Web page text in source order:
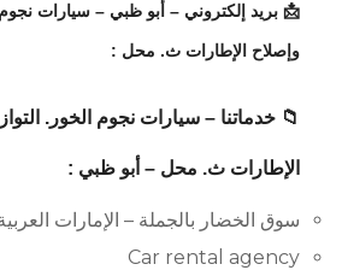
📩 بريد إلكتروني – أبو ظبي – سيارات نجوم
وإصلاح الإطارات ث. محل :
📁 خدماتنا – سيارات نجوم الخور.
الإطارات ث. محل – أبو ظبي :
سوق الخضار بالجملة – الإمارات
Car rental agency